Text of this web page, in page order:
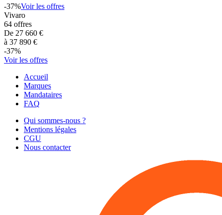
-37%Voir les offres
Vivaro
64 offres
De 27 660 €
à 37 890 €
-37%
Voir les offres
Accueil
Marques
Mandataires
FAQ
Qui sommes-nous ?
Mentions légales
CGU
Nous contacter